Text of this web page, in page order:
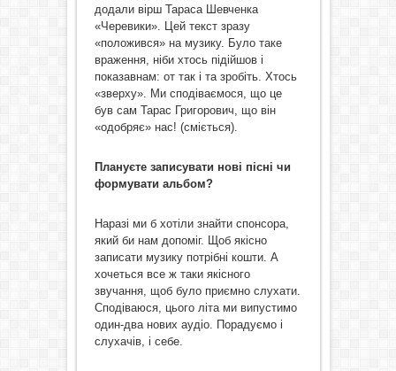
додали вірш Тараса Шевченка
«Черевики». Цей текст зразу
«положився» на музику. Було таке
враження, ніби хтось підійшов і
показавнам: от так і та зробіть. Хтось
«зверху». Ми сподіваємося, що це
був сам Тарас Григорович, що він
«одобряє» нас! (сміється).
Плануєте записувати нові пісні чи
формувати альбом?
Наразі ми б хотіли знайти спонсора,
який би нам допоміг. Щоб якісно
записати музику потрібні кошти. А
хочеться все ж таки якісного
звучання, щоб було приємно слухати.
Сподіваюся, цього літа ми випустимо
один-два нових аудіо. Порадуємо і
слухачів, і себе.